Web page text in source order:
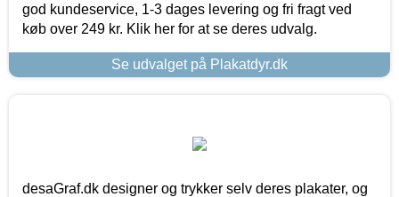
god kundeservice, 1-3 dages levering og fri fragt ved
køb over 249 kr. Klik her for at se deres udvalg.
Se udvalget på Plakatdyr.dk
desaGraf.dk designer og trykker selv deres plakater, og